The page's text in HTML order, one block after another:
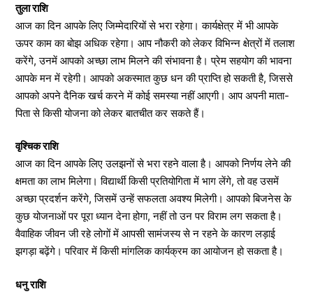
तुला राशि
आज का दिन आपके लिए जिम्मेदारियों से भरा रहेगा। कार्यक्षेत्र में भी आपके
ऊपर काम का बोझ अधिक रहेगा। आप नौकरी को लेकर विभिन्न क्षेत्रों में तलाश
करेंगे, उनमें आपको अच्छा लाभ मिलने की संभावना है। प्रेम सहयोग की भावना
आपके मन में रहेगी। आपको अकस्मात कुछ धन की प्राप्ति हो सकती है, जिससे
आपको अपने दैनिक खर्च करने में कोई समस्या नहीं आएगी। आप अपनी माता-
पिता से किसी योजना को लेकर बातचीत कर सकते हैं।
वृश्चिक राशि
आज का दिन आपके लिए उलझनों से भरा रहने वाला है। आपको निर्णय लेने की
क्षमता का लाभ मिलेगा। विद्यार्थी किसी प्रतियोगिता में भाग लेंगे, तो वह उसमें
अच्छा प्रदर्शन करेंगे, जिसमें उन्हें सफलता अवश्य मिलेगी। आपको बिजनेस के
कुछ योजनाओं पर पूरा ध्यान देना होगा, नहीं तो उन पर विराम लग सकता है।
वैवाहिक जीवन जी रहे लोगों में आपसी सामंजस्य से न रहने के कारण लड़ाई
झगड़ा बढ़ेंगे। परिवार में किसी मांगलिक कार्यक्रम का आयोजन हो सकता है।
धनु राशि